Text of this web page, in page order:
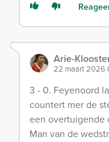
Arie-
22 maart 2026
3 - 0. Feyenoord
countert mer de
een overtuigende
Man van de